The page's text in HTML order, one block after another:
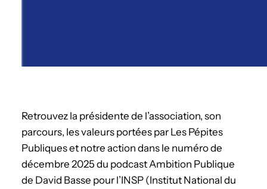
Retrouvez la présidente de l’association, son
parcours, les valeurs portées par Les Pépites
Publiques et notre action dans le numéro de
décembre 2025 du podcast Ambition Publique
de David Basse pour l’INSP (Institut National du